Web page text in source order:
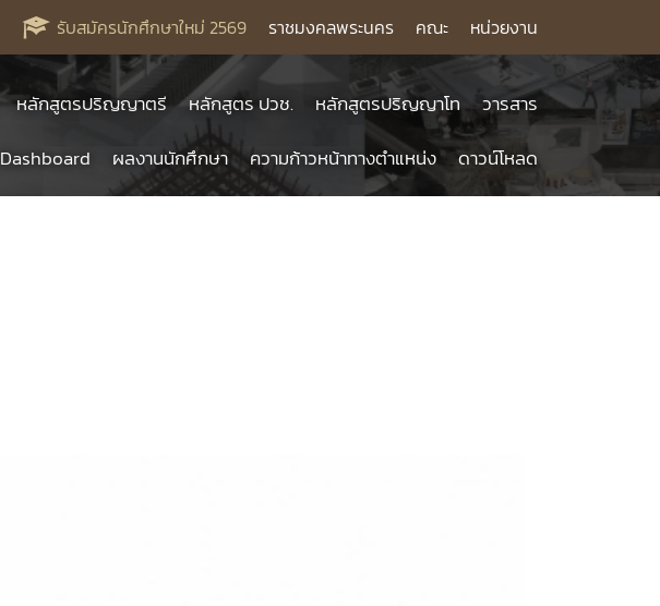
รับสมัครนักศึกษาใหม่ 2569 ราชมงคลพระนคร คณะ หน่วยงาน
หลักสูตรปริญญาตรี หลักสูตร ปวช. หลักสูตรปริญญาโท
วารสาร
Dashboard ผลงานนักศึกษา ความก้าวหน้าทางตำแหน่ง ดาวน์โหลด